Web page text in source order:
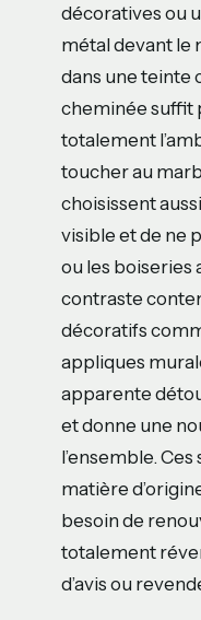
décoratives ou
métal devant le
dans une teinte
cheminée suffit
totalement
toucher au
choisissent
visible et de ne
ou les boiseries
contraste
décoratifs
appliques
apparente
et donne une
l’ensemble.
matière
besoin de
totalement
d’avis ou